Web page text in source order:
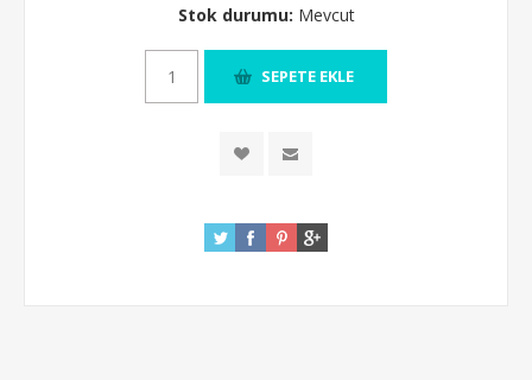
Stok durumu: Mevcut